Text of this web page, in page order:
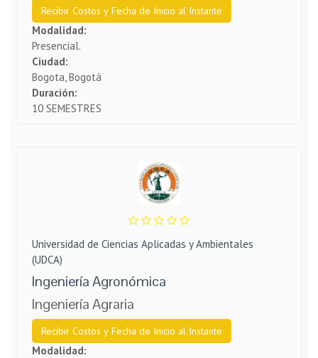
Recibir Costos y Fecha de Inicio al Instante
Modalidad:
Presencial.
Ciudad:
Bogota, Bogotá
Duración:
10 SEMESTRES
Universidad de Ciencias Aplicadas y Ambientales
(UDCA)
Ingeniería Agronómica
Ingeniería Agraria
Recibir Costos y Fecha de Inicio al Instante
Modalidad: